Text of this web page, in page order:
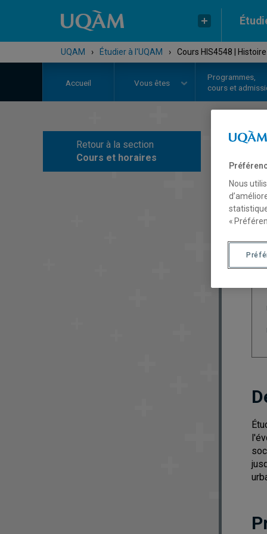
UQAM › Étudier à l'UQAM › Cours HIS4548 |
Accueil Vous êtes
Programmes,
cours et
Retour à la section
Cours et horaires
Nous
«